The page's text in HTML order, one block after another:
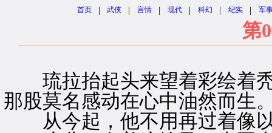
首页 | 武侠 | 言情 | 现代 | 科幻 | 纪实 | 军
第
琉拉抬起头来望着彩绘着秃
那股莫名感动在心中油然而生
从今起，他不用再过着像